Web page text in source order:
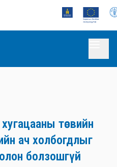
төсвийн
ач холбогдлыг
болзошгүй